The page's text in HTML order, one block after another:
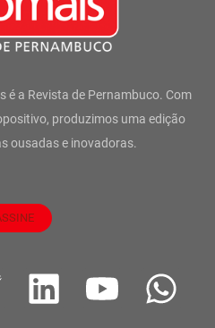
é a Revista de Pernambuco. Com
produzimos uma edição
ousadas e inovadoras.
L
Y
W